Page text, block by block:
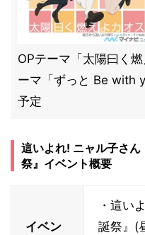
OPテーマ「太陽曰く
ーマ「ずっと Be with
予定
這いよれ! ニャル子さ
祭』イベント概要
イベン
・這い
誕祭』(